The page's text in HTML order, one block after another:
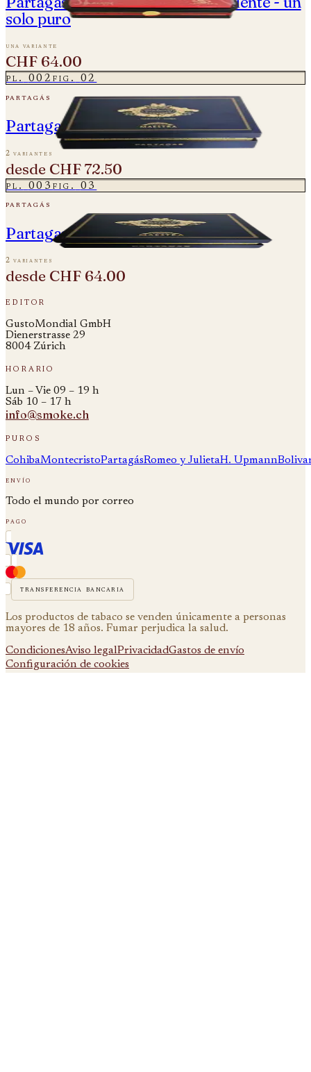
solo puro
una variante
CHF 64.00
pl. 002fig. 02
partagás
Partagas Línea Maestra - Maestro
2 variantes
desde CHF 72.50
pl. 003fig. 03
partagás
Partagas Línea Maestra - Origen
2 variantes
desde CHF 64.00
editor
GustoMondial GmbH
Dienerstrasse 29
8004 Zúrich
horario
Lun – Vie 09 – 19 h
Sáb 10 – 17 h
info@smoke.ch
puros
CohibaMontecristoPartagásRomeo y JulietaH. Upmann
envío
Todo el mundo por correo
pago
transferencia bancaria
Los productos de tabaco se venden únicamente a personas
mayores de 18 años. Fumar perjudica la salud.
CondicionesAviso legalPrivacidadGastos de envío
Configuración de cookies